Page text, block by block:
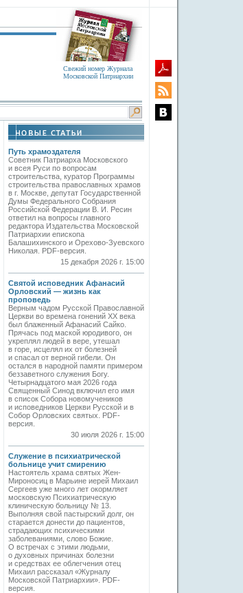
Свежий номер Журнала
Московской Патриархии
Путь храмоздателя
Советник Патриарха Московского
и всея Руси по вопросам
строительства, куратор Программы
строительства православных храмов
в г. Москве, депутат Государственной
Думы Федерального Собрания
Российской Федерации В. И. Ресин
ответил на вопросы главного
редактора Издательства Московской
Патриархии епископа
Балашихинского и Орехово-Зуевского
Николая. PDF-версия.
15 декабря 2026 г. 15:00
Святой исповедник Афанасий
Орловский — жизнь как
проповедь
Верным чадом Русской Православной
Церкви во времена гонений XX века
был блаженный Афанасий Сайко.
Прячась под маской юродивого, он
укреплял людей в вере, утешал
в горе, исцелял их от болезней
и спасал от верной гибели. Он
остался в народной памяти примером
беззаветного служения Богу.
Четырнадцатого мая 2026 года
Священный Синод включил его имя
в список Собора новомучеников
и исповедников Церкви Русской и в
Собор Орловских святых. PDF-
версия.
30 июля 2026 г. 15:00
Служение в психиатрической
больнице учит смирению
Настоятель храма святых Жен-
Мироносиц в Марьине иерей Михаил
Сергеев уже много лет окормляет
московскую Психиатрическую
клиническую больницу № 13.
Выполняя свой пастырский долг, он
старается донести до пациентов,
страдающих психическими
заболеваниями, слово Божие.
О встречах с этими людьми,
о духовных причинах болезни
и средствах ее облегчения отец
Михаил рассказал «Журналу
Московской Патриархии». PDF-
версия.